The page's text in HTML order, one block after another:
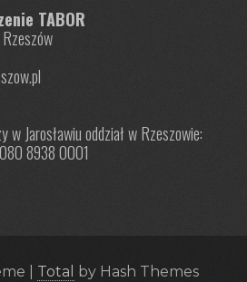
TABOR
w Jarosławiu oddział w Rzeszowie:
8938 0001
Total by Hash Themes